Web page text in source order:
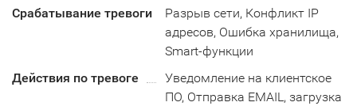
Срабатывание тревоги
Разрыв сети, Конфликт IP
адресов, Ошибка хранилища,
Smart-функции
Действия по тревоге
Уведомление на клиентское
ПО, Отправка EMAIL, загрузка